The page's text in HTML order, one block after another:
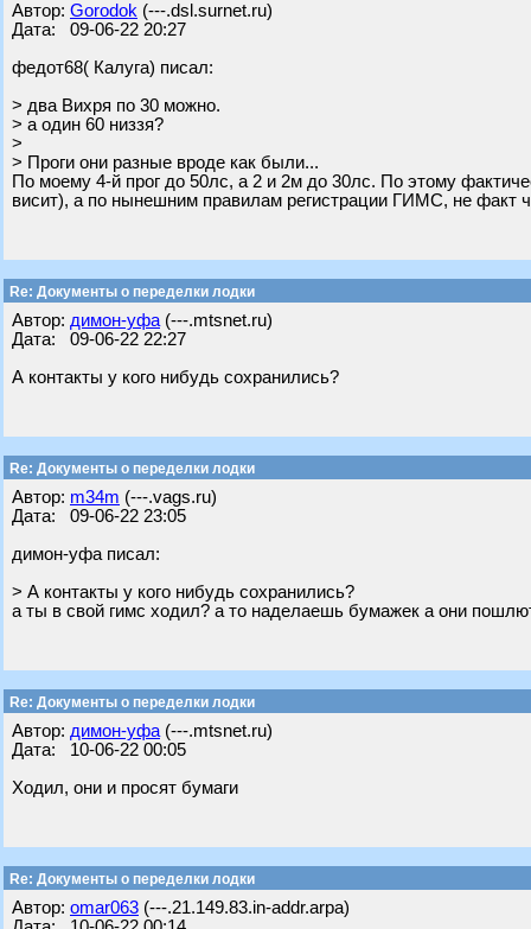
Автор: Gorodok (---.dsl.surnet.ru)
Дата: 09-06-22 20:27
федот68( Калуга) писал:
> два Вихря по 30 можно.
> а один 60 низзя?
>
> Проги они разные вроде как были...
По моему 4-й прог до 50лс, а 2 и 2м до 30лс. По этому
висит), а по нынешним правилам регистрации ГИМС, не факт
Re: Документы о переделки лодки
Автор: димон-уфа (---.mtsnet.ru)
Дата: 09-06-22 22:27
А контакты у кого нибудь сохранились?
Re: Документы о переделки лодки
Автор: m34m (---.vags.ru)
Дата: 09-06-22 23:05
димон-уфа писал:
> А контакты у кого нибудь сохранились?
а ты в свой гимс ходил? а то наделаешь бумажек а они
Re: Документы о переделки лодки
Автор: димон-уфа (---.mtsnet.ru)
Дата: 10-06-22 00:05
Ходил, они и просят бумаги
Re: Документы о переделки лодки
Автор: omar063 (---.21.149.83.in-addr.arpa)